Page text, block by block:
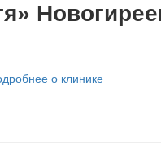
о клинике